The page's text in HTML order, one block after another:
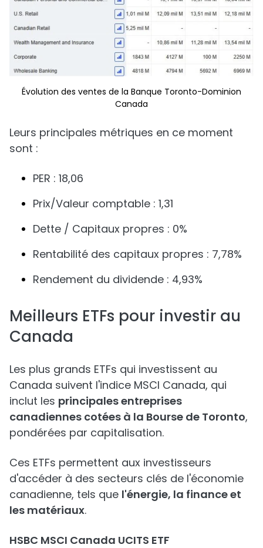
Évolution des ventes de la Banque Toronto-Dominion
Canada
Leurs principales métriques en ce moment
sont :
PER : 18,06
Prix/Valeur comptable : 1,31
Dette / Capitaux propres : 0%
Rentabilité des capitaux propres : 7,78%
Rendement du dividende : 4,93%
Meilleurs ETFs pour investir au
Canada
Les plus grands ETFs qui investissent au
Canada suivent l'indice MSCI Canada, qui
inclut les principales entreprises
canadiennes cotées à la Bourse de Toronto,
pondérées par capitalisation.
Ces ETFs permettent aux investisseurs
d'accéder à des secteurs clés de l'économie
canadienne, tels que l'énergie, la finance et
les matériaux.
HSBC MSCI Canada UCITS ETF